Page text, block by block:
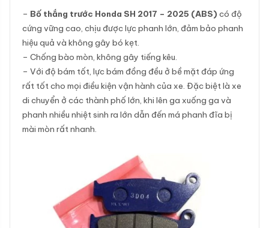
– Bố thắng trước Honda SH 2017 – 2025 (ABS) có độ
cứng vững cao, chịu được lực phanh lớn, đảm bảo phanh
hiệu quả và không gây bó kẹt.
– Chống bào mòn, không gây tiếng kêu.
– Với độ bám tốt, lực bám đồng đều ở bề mặt đáp ứng
rất tốt cho mọi điều kiện vận hành của xe. Đặc biệt là xe
di chuyển ở các thành phố lớn, khi lên ga xuống ga và
phanh nhiều nhiệt sinh ra lớn dẫn đến má phanh đĩa bị
mài mòn rất nhanh.